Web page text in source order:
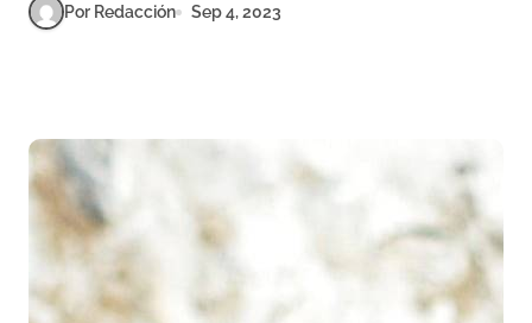
Por Redacción Sep 4, 2023